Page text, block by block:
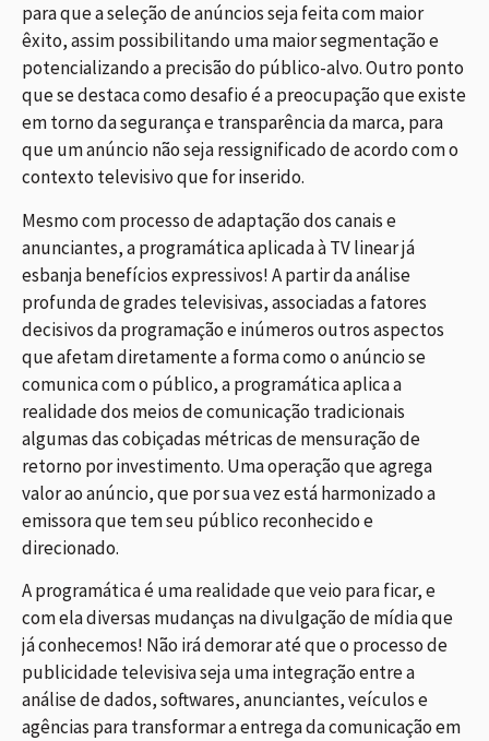
para que a seleção de anúncios seja feita com maior
êxito, assim possibilitando uma maior segmentação e
potencializando a precisão do público-alvo. Outro ponto
que se destaca como desafio é a preocupação que existe
em torno da segurança e transparência da marca, para
que um anúncio não seja ressignificado de acordo com o
contexto televisivo que for inserido.
Mesmo com processo de adaptação dos canais e
anunciantes, a programática aplicada à TV linear já
esbanja benefícios expressivos! A partir da análise
profunda de grades televisivas, associadas a fatores
decisivos da programação e inúmeros outros aspectos
que afetam diretamente a forma como o anúncio se
comunica com o público, a programática aplica a
realidade dos meios de comunicação tradicionais
algumas das cobiçadas métricas de mensuração de
retorno por investimento. Uma operação que agrega
valor ao anúncio, que por sua vez está harmonizado a
emissora que tem seu público reconhecido e
direcionado.
A programática é uma realidade que veio para ficar, e
com ela diversas mudanças na divulgação de mídia que
já conhecemos! Não irá demorar até que o processo de
publicidade televisiva seja uma integração entre a
análise de dados, softwares, anunciantes, veículos e
agências para transformar a entrega da comunicação em